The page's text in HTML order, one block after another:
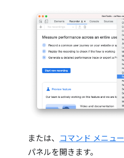
または、 コマンド メニュー
パネルを開きます。